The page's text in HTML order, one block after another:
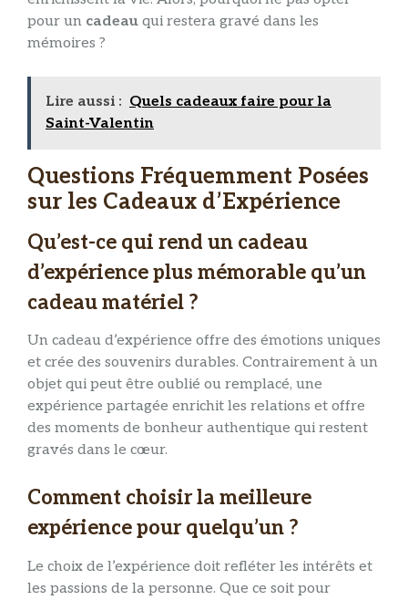
pour un cadeau qui restera gravé dans les
mémoires ?
Lire aussi : Quels cadeaux faire pour la
Saint-Valentin
Questions Fréquemment Posées
sur les Cadeaux d’Expérience
Qu’est-ce qui rend un cadeau
d’expérience plus mémorable qu’un
cadeau matériel ?
Un cadeau d’expérience offre des émotions uniques
et crée des souvenirs durables. Contrairement à un
objet qui peut être oublié ou remplacé, une
expérience partagée enrichit les relations et offre
des moments de bonheur authentique qui restent
gravés dans le cœur.
Comment choisir la meilleure
expérience pour quelqu’un ?
Le choix de l’expérience doit refléter les intérêts et
les passions de la personne. Que ce soit pour